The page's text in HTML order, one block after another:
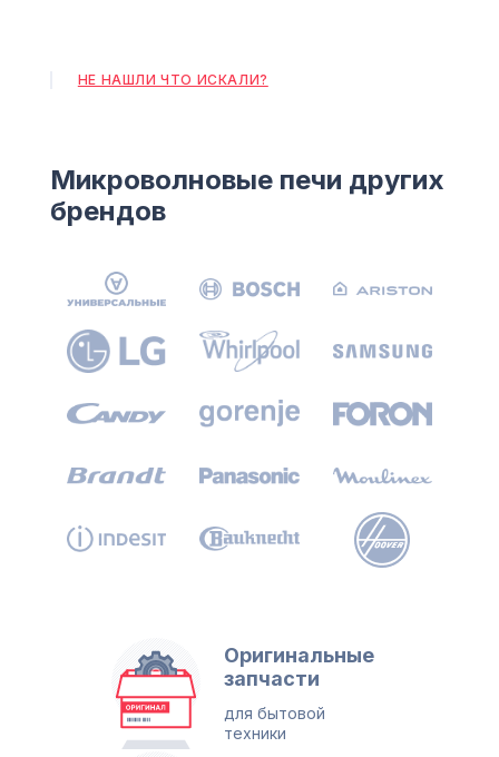
НЕ НАШЛИ ЧТО ИСКАЛИ?
Микроволновые печи других
брендов
Оригинальные
запчасти
для бытовой
техники